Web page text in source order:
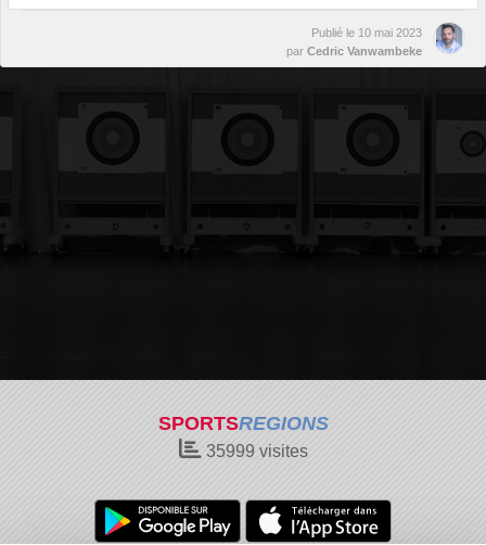
Publié le 10 mai 2023
par Cedric Vanwambeke
SPORTSREGIONS
35999 visites